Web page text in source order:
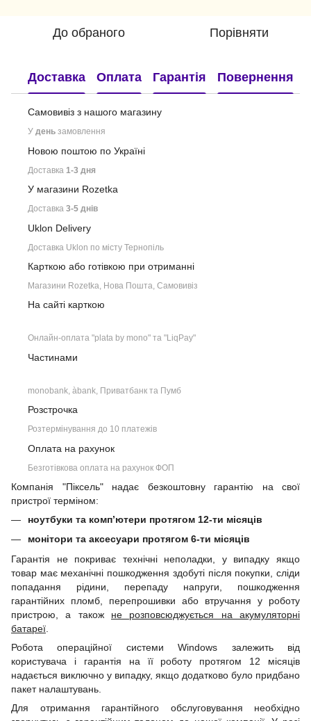
До обраного Порівняти
Доставка Оплата Гарантія Повернення
Самовивіз з нашого магазину
У день замовлення
Новою поштою по Україні
Доставка 1-3 дня
У магазини Rozetka
Доставка 3-5 днів
Uklon Delivery
Доставка Uklon по місту Тернопіль
Карткою або готівкою при отриманні
Магазини Rozetka, Нова Пошта, Самовивіз
На сайті карткою
Онлайн-оплата "plata by mono" та "LiqPay"
Частинами
monobank, àbank, Приватбанк та Пумб
Розстрочка
Розтермінування до 10 платежів
Оплата на рахунок
Безготівкова оплата на рахунок ФОП
Компанія "Піксель" надає безкоштовну гарантію на свої
пристрої терміном:
ноутбуки та комп’ютери протягом 12-ти місяців
монітори та аксесуари протягом 6-ти місяців
Гарантія не покриває технічні неполадки, у випадку якщо
товар має механічні пошкодження здобуті після покупки, сліди
попадання рідини, перепаду напруги, пошкодження
гарантійних пломб, перепрошивки або втручання у роботу
пристрою, а також не розповсюджується на акумуляторні
батареї
Робота операційної системи Windows залежить від
користувача і гарантія на її роботу протягом 12 місяців
надається виключно у випадку, якщо додатково було придбано
пакет налаштувань.
Для отримання гарантійного обслуговування необхідно